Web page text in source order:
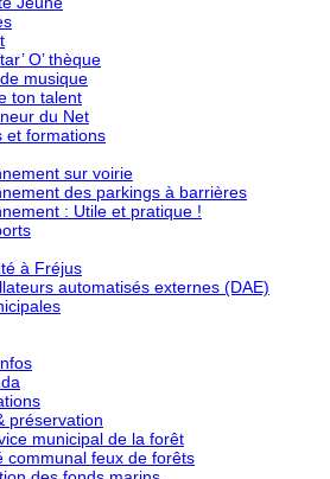
O’ thèque
musique
ton talent
du Net
et formations
sur voirie
des parkings à barrières
: Utile et pratique !
à Fréjus
automatisés externes (DAE)
préservation
municipal de la forêt
communal feux de forêts